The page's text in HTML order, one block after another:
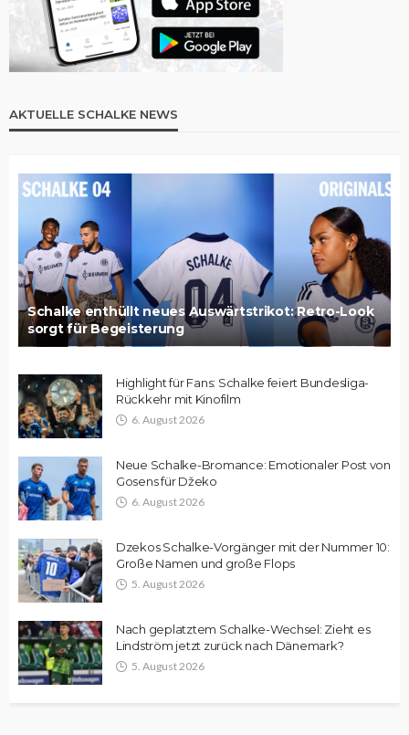
AKTUELLE SCHALKE NEWS
Schalke enthüllt neues Auswärtstrikot: Retro-Look
sorgt für Begeisterung
Highlight für Fans: Schalke feiert Bundesliga-
Rückkehr mit Kinofilm
6. August 2026
Neue Schalke-Bromance: Emotionaler Post von
Gosens für Džeko
6. August 2026
Dzekos Schalke-Vorgänger mit der Nummer 10:
Große Namen und große Flops
5. August 2026
Nach geplatztem Schalke-Wechsel: Zieht es
Lindström jetzt zurück nach Dänemark?
5. August 2026